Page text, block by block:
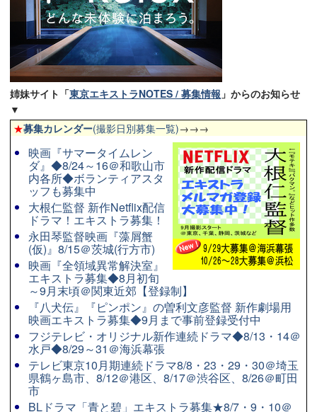
姉妹サイト「東京エキストラNOTES / 募集情報 」からのお知らせ
▼
★募集カレンダー(撮影日別募集一覧)→→→
映画『サマータイムレン
ダ』◆8/24～16＠和歌山市
内各所◆ボランティアスタ
ッフも募集中
大根仁監督 新作Netflix配信
ドラマ！エキストラ募集！
永田琴監督映画『藻屑蟹
(仮)』8/15＠茨城(行方市)
映画『全領域異常解決室』
エキストラ募集◆8月初旬
～9月末頃＠関東近郊【登録制】
『八犬伝』『ピンポン』の曽利文彦監督 新作劇場用
映画エキストラ募集◆9月まで事前登録受付中
フジテレビ・オリジナル新作連続ドラマ◆8/13・14＠
水戸◆8/29～31＠海浜幕張
テレビ東京10月期連続ドラマ8/8・23・29・30＠埼玉
県鶴ヶ島市、8/12＠港区、8/17＠渋谷区、8/26＠町田
市
BLドラマ「青と碧」エキストラ募集★8/7・9・10＠